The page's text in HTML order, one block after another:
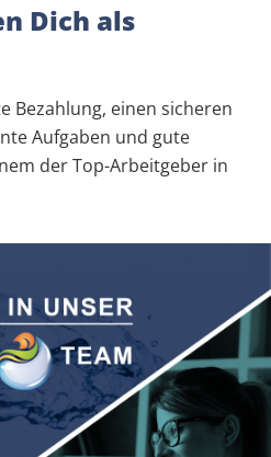
Dich als
Bezahlung, einen sicheren
Aufgaben und gute
der Top-Arbeitgeber in